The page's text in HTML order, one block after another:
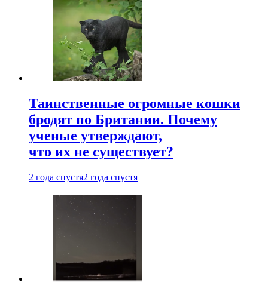
Таинственные огромные кошки
бродят по Британии. Почему
ученые утверждают,
что их не существует?
2 года спустя2 года спустя